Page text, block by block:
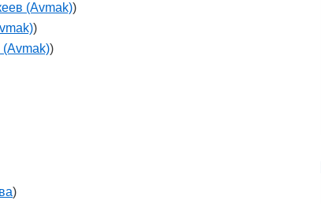
(Avmak))
)
)
)